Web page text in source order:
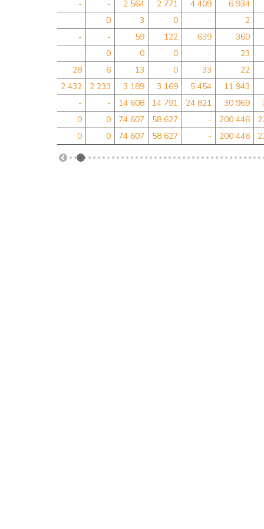
6 934
4 409
2 771
2 564
-
-
2
-
0
3
0
-
360
639
122
59
-
-
23
-
0
0
0
-
22
33
0
13
6
28
11 943
5 454
3 169
3 189
2 233
2 432
30 969
24 821
14 791
14 608
-
-
200 446
-
58 627
74 607
0
0
200 446
-
58 627
74 607
0
0